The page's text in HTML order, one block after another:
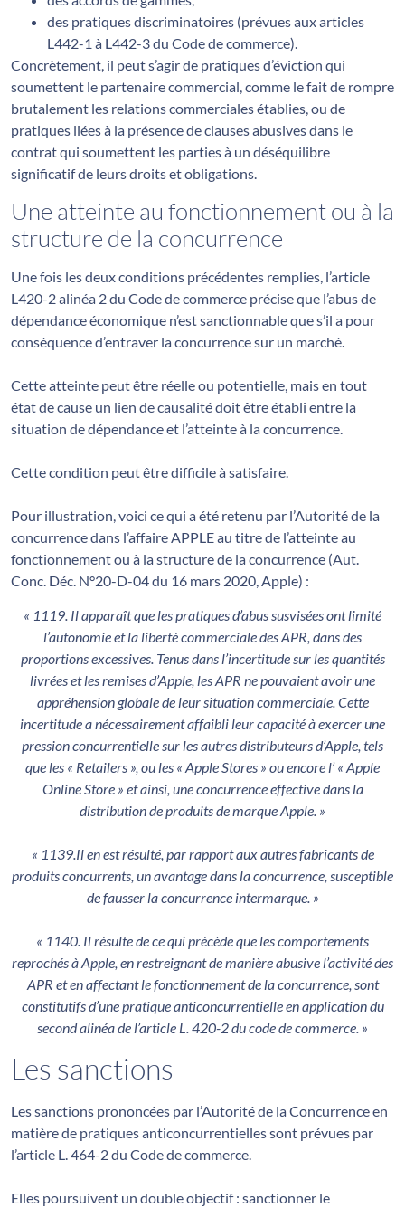
des pratiques discriminatoires (prévues aux articles
L442-1 à L442-3 du Code de commerce).
Concrètement, il peut s’agir de pratiques d’éviction qui
soumettent le partenaire commercial, comme le fait de rompre
brutalement les relations commerciales établies, ou de
pratiques liées à la présence de clauses abusives dans le
contrat qui soumettent les parties à un déséquilibre
significatif de leurs droits et obligations.
Une atteinte au fonctionnement ou à la
structure de la concurrence
Une fois les deux conditions précédentes remplies, l’article
L420-2 alinéa 2 du Code de commerce précise que l’abus de
dépendance économique n’est sanctionnable que s’il a pour
conséquence d’entraver la concurrence sur un marché.
Cette atteinte peut être réelle ou potentielle, mais en tout
état de cause un lien de causalité doit être établi entre la
situation de dépendance et l’atteinte à la concurrence.
Cette condition peut être difficile à satisfaire.
Pour illustration, voici ce qui a été retenu par l’Autorité de la
concurrence dans l’affaire APPLE au titre de l’atteinte au
fonctionnement ou à la structure de la concurrence (Aut.
Conc. Déc. N°20-D-04 du 16 mars 2020, Apple) :
« 1119. Il apparaît que les pratiques d’abus susvisées ont limité
l’autonomie et la liberté commerciale des APR, dans des
proportions excessives. Tenus dans l’incertitude sur les quantités
livrées et les remises d’Apple, les APR ne pouvaient avoir une
appréhension globale de leur situation commerciale. Cette
incertitude a nécessairement affaibli leur capacité à exercer une
pression concurrentielle sur les autres distributeurs d’Apple, tels
que les « Retailers », ou les « Apple Stores » ou encore l’ « Apple
Online Store » et ainsi, une concurrence effective dans la
distribution de produits de marque Apple. »
« 1139.Il en est résulté, par rapport aux autres fabricants de
produits concurrents, un avantage dans la concurrence, susceptible
de fausser la concurrence intermarque. »
« 1140. Il résulte de ce qui précède que les comportements
reprochés à Apple, en restreignant de manière abusive l’activité des
APR et en affectant le fonctionnement de la concurrence, sont
constitutifs d’une pratique anticoncurrentielle en application du
second alinéa de l’article L. 420-2 du code de commerce. »
Les sanctions
Les sanctions prononcées par l’Autorité de la Concurrence en
matière de pratiques anticoncurrentielles sont prévues par
l’article L. 464-2 du Code de commerce.
Elles poursuivent un double objectif : sanctionner le